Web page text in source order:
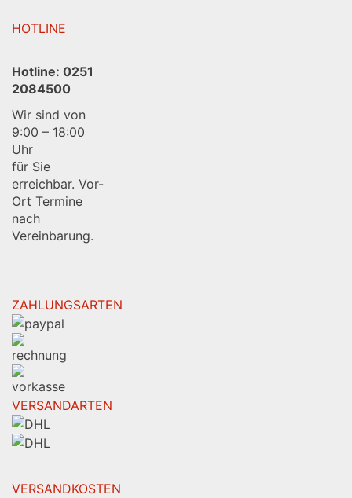
HOTLINE
Hotline: 0251
2084500
Wir sind von
9:00 – 18:00
Uhr
für Sie
erreichbar. Vor-
Ort Termine
nach
Vereinbarung.
ZAHLUNGSARTEN
VERSANDARTEN
VERSANDKOSTEN